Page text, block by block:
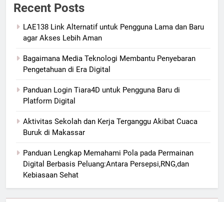
Recent Posts
LAE138 Link Alternatif untuk Pengguna Lama dan Baru
agar Akses Lebih Aman
Bagaimana Media Teknologi Membantu Penyebaran
Pengetahuan di Era Digital
Panduan Login Tiara4D untuk Pengguna Baru di
Platform Digital
Aktivitas Sekolah dan Kerja Terganggu Akibat Cuaca
Buruk di Makassar
Panduan Lengkap Memahami Pola pada Permainan
Digital Berbasis Peluang:Antara Persepsi,RNG,dan
Kebiasaan Sehat